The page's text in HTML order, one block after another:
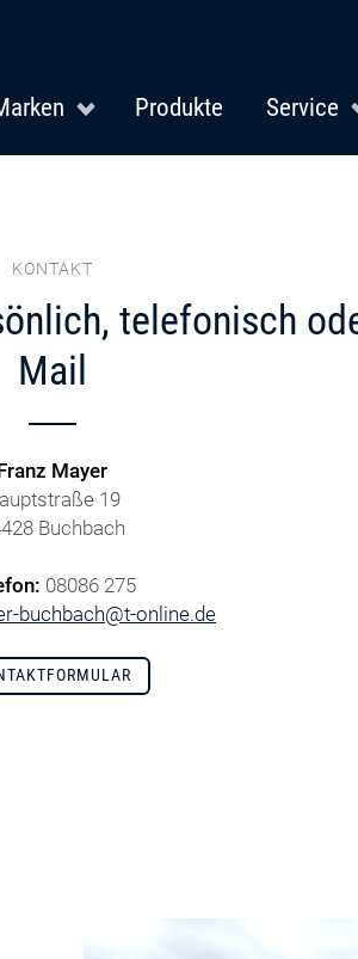
Produkte Service
KONTAKT
telefonisch
Mail
Mayer
19
Buchbach
08086 275
buchbach@t-online.de